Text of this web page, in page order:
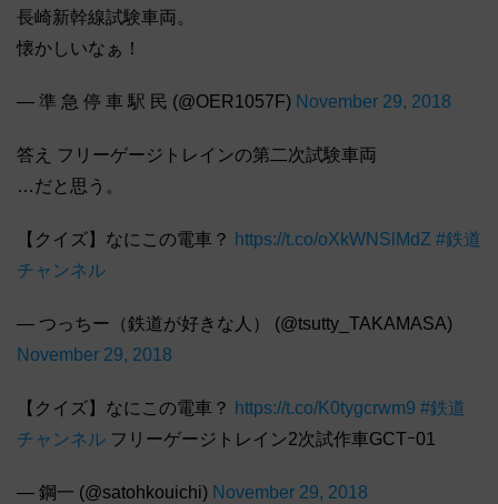
長崎新幹線試験車両。
懐かしいなぁ！
— 準 急 停 車 駅 民 (@OER1057F) November 29, 2018
答え フリーゲージトレインの第二次試験車両
…だと思う。
【クイズ】なにこの電車？ https://t.co/oXkWNSlMdZ #鉄道
チャンネル
— つっちー（鉄道が好きな人） (@tsutty_TAKAMASA)
November 29, 2018
【クイズ】なにこの電車？ https://t.co/K0tygcrwm9 #鉄道
チャンネル フリーゲージトレイン2次試作車GCTｰ01
— 鋼一 (@satohkouichi) November 29, 2018